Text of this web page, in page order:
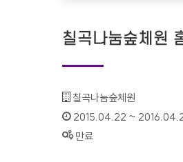
칠곡나눔숲체원
기관명 :
칠곡나눔숲체원
인증기간 :
2015.04.22 ~
상태 :
만료